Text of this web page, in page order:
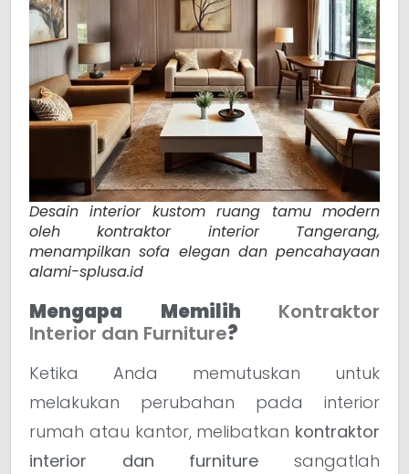
Desain interior kustom ruang tamu modern
oleh kontraktor interior Tangerang,
menampilkan sofa elegan dan pencahayaan
alami-splusa.id
Mengapa Memilih Kontraktor
Interior dan Furniture?
Ketika Anda memutuskan untuk
melakukan perubahan pada interior
rumah atau kantor, melibatkan kontraktor
interior dan furniture sangatlah